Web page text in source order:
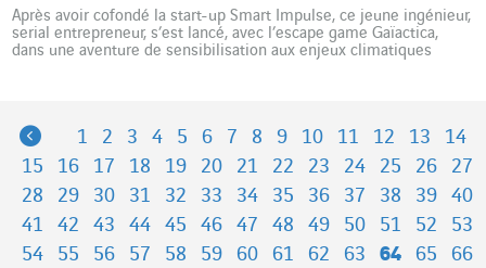
Après avoir cofondé la start-up Smart Impulse, ce jeune ingénieur,
serial entrepreneur, s’est lancé, avec l’escape game Gaïactica,
dans une aventure de sensibilisation aux enjeux climatiques
Previous
1 2 3 4 5 6 7 8 9 10 11 12 13
14
15
16 17 18 19 20 21 22 23 24 25 26
27
28
29 30 31 32 33 34 35 36 37 38 39
40
41
42 43 44 45 46 47 48 49 50 51 52
53
54
55 56 57 58 59 60 61 62 63 64 65
66